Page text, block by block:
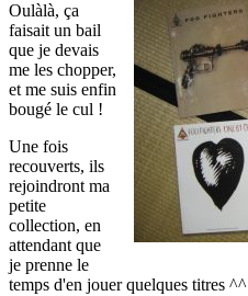
Oulàlà, ça
faisait un bail
que je devais
me les chopper,
et me suis enfin
bougé le cul !
Une fois
recouverts, ils
rejoindront ma
petite
collection, en
attendant que
je prenne le
temps d'en jouer quelques titres ^^